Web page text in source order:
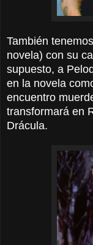
También
novela) con su
supuesto, a
en la novela
encuentro
transformará en
Drácula.